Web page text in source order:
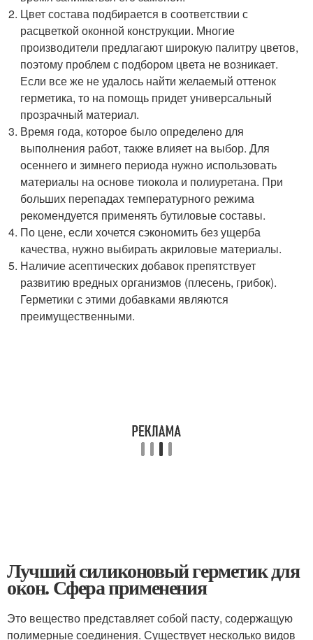
Цвет состава подбирается в соответствии с
расцветкой оконной конструкции. Многие
производители предлагают широкую палитру цветов,
поэтому проблем с подбором цвета не возникает.
Если все же не удалось найти желаемый оттенок
герметика, то на помощь придет универсальный
прозрачный материал.
Время года, которое было определено для
выполнения работ, также влияет на выбор. Для
осеннего и зимнего периода нужно использовать
материалы на основе тиокола и полиуретана. При
больших перепадах температурного режима
рекомендуется применять бутиловые составы.
По цене, если хочется сэкономить без ущерба
качества, нужно выбирать акриловые материалы.
Наличие асептических добавок препятствует
развитию вредных организмов (плесень, грибок).
Герметики с этими добавками являются
преимущественными.
Лучший силиконовый герметик для
окон. Сфера применения
Это вещество представляет собой пасту, содержащую
полимерные соединения. Существует несколько видов